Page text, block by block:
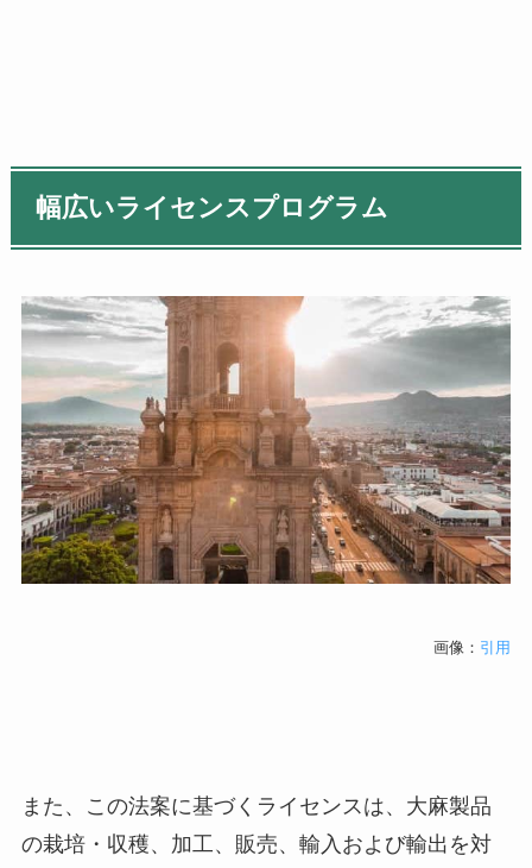
幅広いライセンスプログラム
画像： 引用
また、この法案に基づくライセンスは、大麻製品
の栽培・収穫、加工、販売、輸入および輸出を対